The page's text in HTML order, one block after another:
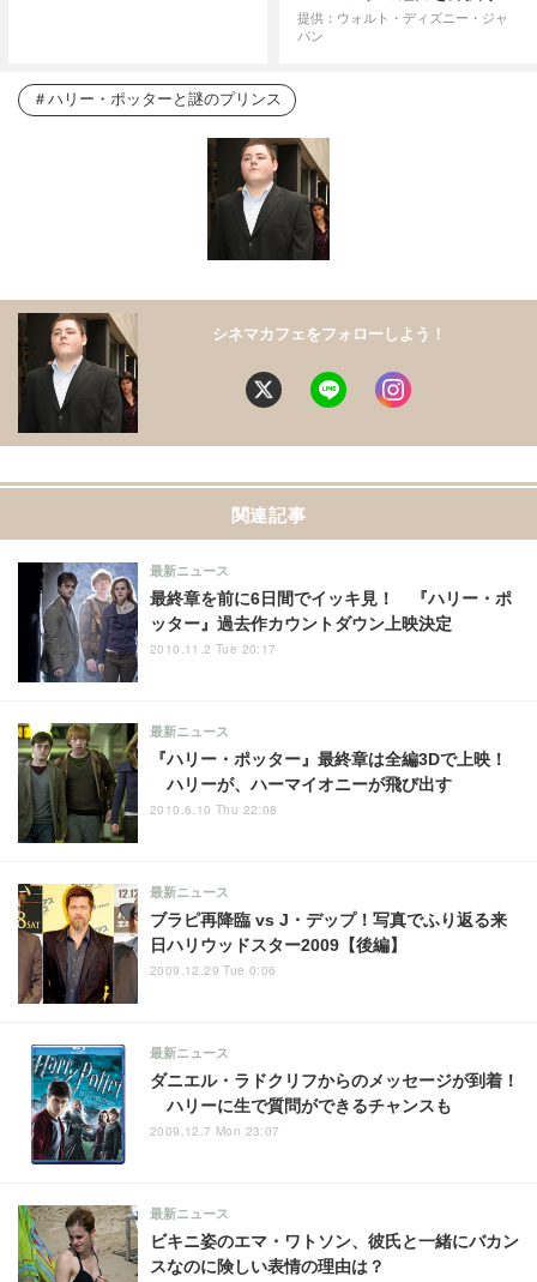
提供：ウォルト・ディズニー・ジャ
パン
ハリー・ポッターと謎のプリンス
シネマカフェをフォローしよう！
関連記事
最終章を前に6日間でイッキ見！ 『ハリー・ポ
ッター』過去作カウントダウン上映決定
最新ニュース
2010.11.2 Tue 20:17
『ハリー・ポッター』最終章は全編3Dで上映！
ハリーが、ハーマイオニーが飛び出す
最新ニュース
2010.6.10 Thu 22:08
ブラピ再降臨 vs J・デップ！写真でふり返る来
日ハリウッドスター2009【後編】
最新ニュース
2009.12.29 Tue 0:06
ダニエル・ラドクリフからのメッセージが到着！
ハリーに生で質問ができるチャンスも
最新ニュース
2009.12.7 Mon 23:07
ビキニ姿のエマ・ワトソン、彼氏と一緒にバカン
スなのに険しい表情の理由は？
最新ニュース